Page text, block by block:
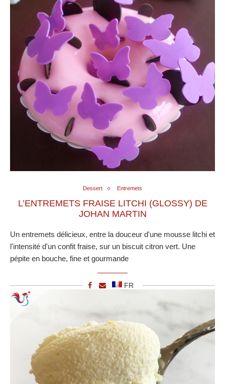
Dessert Entremets
L’ENTREMETS FRAISE LITCHI (GLOSSY) DE
JOHAN MARTIN
Un entremets délicieux, entre la douceur d'une mousse litchi et
l'intensité d'un confit fraise, sur un biscuit citron vert. Une
pépite en bouche, fine et gourmande
FR